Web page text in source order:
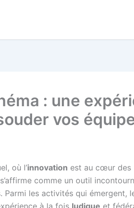
: une
vos
où l’innovation est au cœur des
s’affirme comme un outil
Parmi les activités qui émergent,
à la fois ludique et